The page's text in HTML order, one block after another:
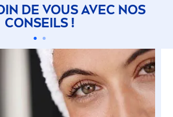
DE VOUS AVEC NOS
CONSEILS !